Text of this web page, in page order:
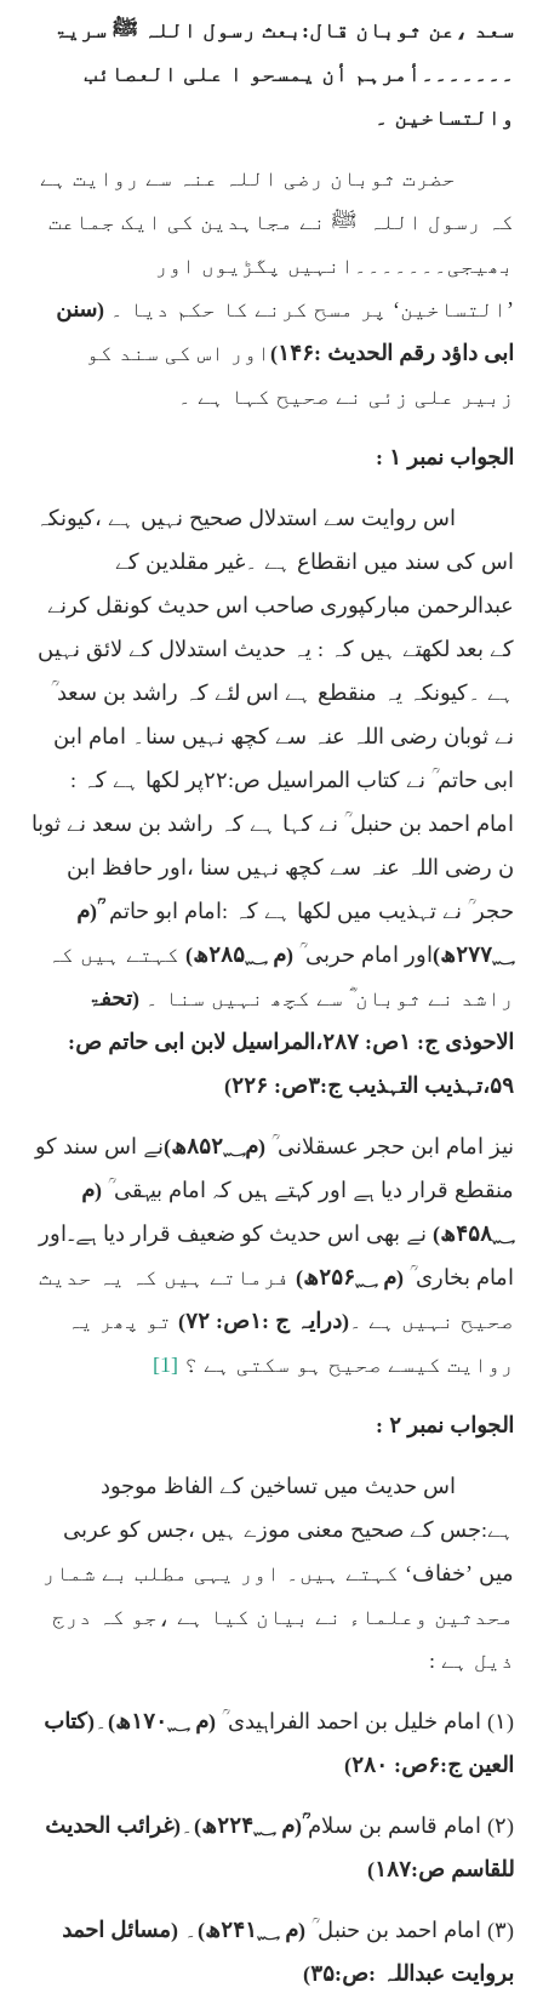
سعد ،عن ثوبان قال:بعث رسول اللہ ﷺ سریۃ
۔۔۔۔۔۔۔أمرہم أن یمسحو ا علی العصائب
والتساخین ۔
حضرت ثوبان رضی اللہ عنہ سے روایت ہے
کہ رسول اللہ
ﷺ نے مجاہدین کی ایک جماعت
بھیجی۔۔۔۔۔۔۔انہیں پگڑیوں اور
’التساخین‘ پر مسح کرنے کا حکم دیا ۔ (سنن
ابی داؤد رقم الحدیث :۱۴۶)
اور اس کی سند کو
زبیر علی زئی نے صحیح کہا ہے ۔
الجواب نمبر ۱ :
اس روایت سے استدلال صحیح نہیں ہے ،کیونکہ
اس کی سند میں انقطاع ہے ۔غیر مقلدین کے
عبدالرحمن مبارکپوری صاحب اس حدیث کونقل کرنے
کے بعد لکھتے ہیں کہ : یہ حدیث استدلال کے لائق نہیں
ہے ۔کیونکہ یہ منقطع ہے اس لئے کہ راشد بن سعد ؒ
نے ثوبان رضی اللہ عنہ سے کچھ نہیں سنا۔
امام ابن
ابی حاتم ؒ نے کتاب المراسیل ص:۲۲پر لکھا ہے کہ :
امام احمد بن حنبل ؒ نے کہا ہے کہ راشد بن سعد نے ثوبا
ن رضی اللہ عنہ سے کچھ نہیں سنا ،اور حافظ ابن
حجر ؒ نے تہذیب میں لکھا ہے کہ :امام ابو حاتم ؒ(م
۲۷۷؁ھ) اور امام حربی ؒ (م۲۸۵؁ھ) کہتے ہیں کہ
راشد نے ثوبان ؓ سے کچھ نہیں سنا ۔ (تحفۃ
الاحوذی ج: ۱ص: ۲۸۷،المراسیل لابن ابی حاتم ص:
۵۹،تہذیب التہذیب ج:۳ص: ۲۲۶)
نیز امام ابن حجر عسقلانی ؒ (م۸۵۲؁ھ)نے اس سند کو
منقطع قرار دیا ہے اور کہتے ہیں کہ امام بیہقی ؒ (م
۴۵۸؁ھ) نے بھی اس حدیث کو ضعیف قرار دیا ہے۔اور
امام بخاری ؒ (م۲۵۶؁ھ) فرماتے ہیں کہ یہ حدیث
صحیح نہیں ہے ۔(درایہ ج : ۱ص: ۷۲)
تو پھر یہ
روایت کیسے صحیح ہو سکتی ہے ؟ [1]
الجواب نمبر ۲ :
اس حدیث میں تساخین کے الفاظ موجود
ہے:جس کے صحیح معنی موزے ہیں ،جس کو عربی
میں ’خفاف‘ کہتے ہیں۔ اور یہی مطلب بے شمار
محدثین وعلماء نے بیان کیا ہے ،جو کہ درج
ذیل ہے :
(۱) امام خلیل بن احمد الفراہیدی ؒ (م۱۷۰؁ھ) ۔(کتاب
العین ج:۶ص: ۲۸۰)
(۲) امام قاسم بن سلامؒ(م۲۲۴؁ھ) ۔(غرائب الحدیث
للقاسم ص:۱۸۷)
(۳) امام احمد بن حنبل ؒ (م۲۴۱؁ھ) ۔ (مسائل احمد
بروایت عبداللہ :ص:۳۵)